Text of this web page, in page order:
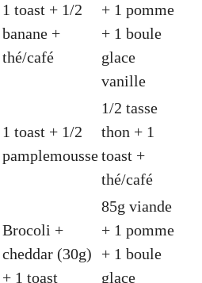
1 toast + 1/2
banane +
thé/café
+ 1 pomme
+ 1 boule
glace
vanille
1 toast + 1/2
pamplemousse
1/2 tasse
thon + 1
toast +
thé/café
Brocoli +
cheddar (30g)
+ 1 toast
85g viande
+ 1 pomme
+ 1 boule
glace